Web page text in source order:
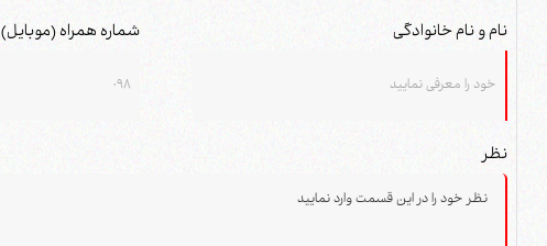
نام و نام خانوادگی شماره همراه (موبایل)
نظر